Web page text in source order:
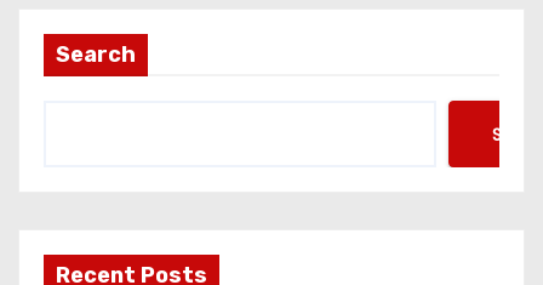
Search
Recent Posts